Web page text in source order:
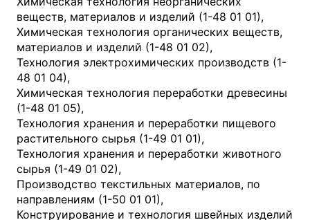
веществ, материалов и изделий (1-48 01 01),
Химическая технология органических веществ,
материалов и изделий (1-48 01 02),
Технология электрохимических производств (1-
48 01 04),
Химическая технология переработки древесины
(1-48 01 05),
Технология хранения и переработки пищевого
растительного сырья (1-49 01 01),
Технология хранения и переработки животного
сырья (1-49 01 02),
Производство текстильных материалов, по
направлениям (1-50 01 01),
Конструирование и технология швейных изделий